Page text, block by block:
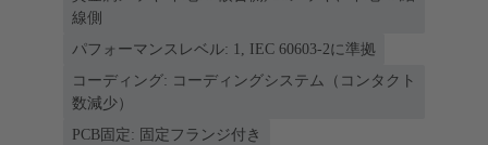
線側
パフォーマンスレベル: 1, IEC 60603-2に準拠
コーディング: コーディングシステム（コンタクト
数減少）
PCB固定: 固定フランジ付き